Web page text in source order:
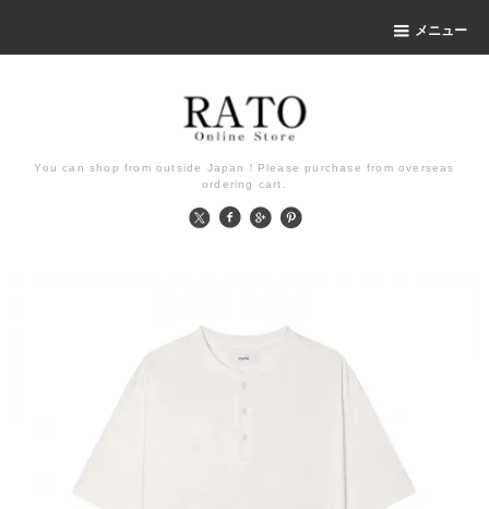
メニュー
You can shop from outside Japan！Please purchase from overseas
ordering cart.